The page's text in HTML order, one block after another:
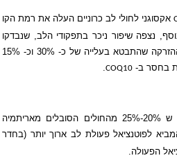
אקסוגני לחולי לב כרוניים העלה את רמת הקו
נצפה שיפור ניכר בתפקודי הלב, שנבדקו
על ידי מדידת נפח הפעימה ונפח ההזרקה שהתבטא בעלייה של כ- 30% וכ- 15%
בחסר ב- COQ10
מ
אריתמיה
לפוטנציאל פעולת לב ארוך יותר (בחדר
הפעולה.